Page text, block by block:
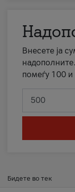
Внесете ја
помеѓу 100
Бидете во тек